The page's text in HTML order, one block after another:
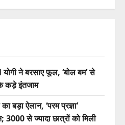
ने बरसाए फूल, ‘बोल बम’ से
के कड़े इंतजाम
बड़ा ऐलान, ‘परम प्रज्ञा’
से ज्यादा छात्रों को मिली